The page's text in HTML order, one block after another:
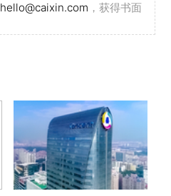
hello@caixin.com ，获得书面